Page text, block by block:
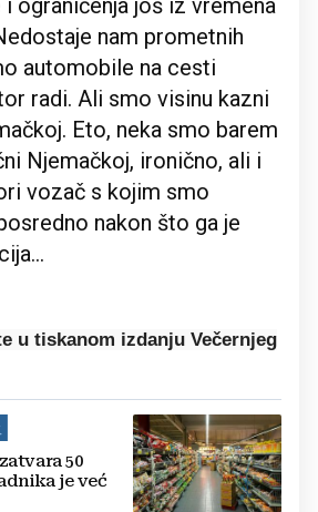
ograničenja još iz vremena
nam prometnih
automobile na cesti
radi. Ali smo visinu kazni
Eto, neka smo barem
Njemačkoj, ironično, ali i
vozač s kojim smo
nakon što ga je
u tiskanom izdanju Večernjeg
50
je već